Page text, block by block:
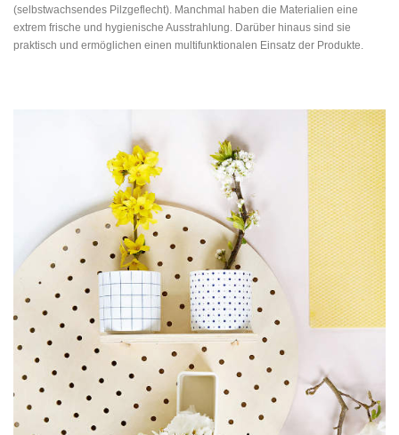
(selbstwachsendes Pilzgeflecht). Manchmal haben die Materialien eine
extrem frische und hygienische Ausstrahlung. Darüber hinaus sind sie
praktisch und ermöglichen einen multifunktionalen Einsatz der Produkte.